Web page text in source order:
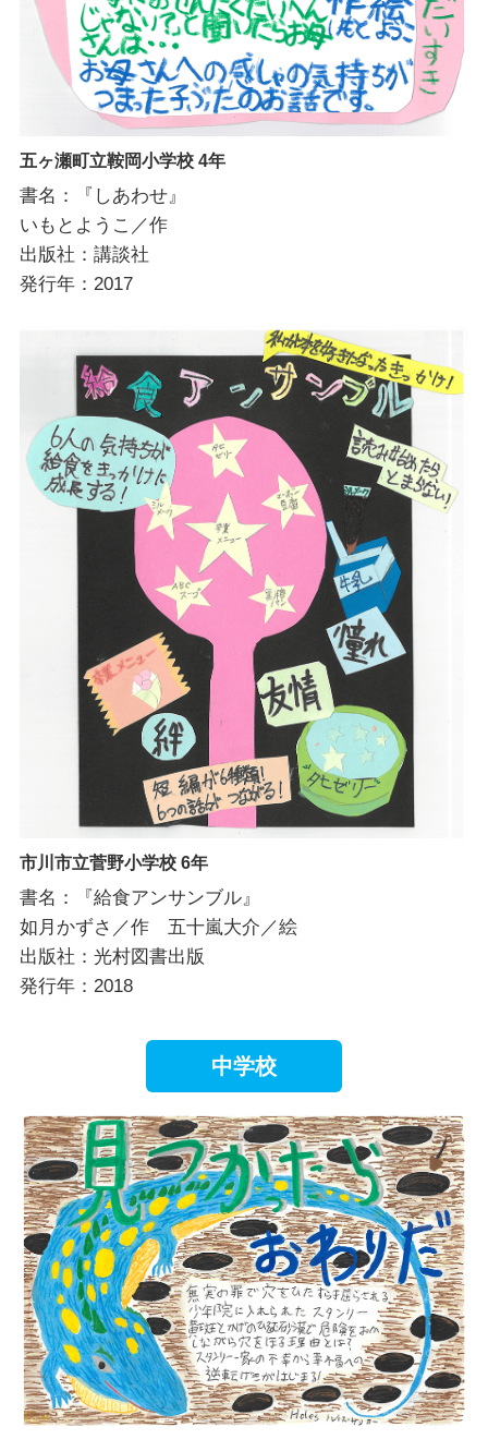
五ヶ瀬町立鞍岡小学校 4年
書名：『しあわせ』
いもとようこ／作
出版社：講談社
発行年：2017
市川市立菅野小学校 6年
書名：『給食アンサンブル』
如月かずさ／作 五十嵐大介／絵
出版社：光村図書出版
発行年：2018
中学校